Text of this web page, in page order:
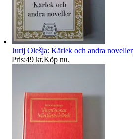
Jurij Olešja: Kärlek och andra noveller
Pris:49 kr,Köp nu.